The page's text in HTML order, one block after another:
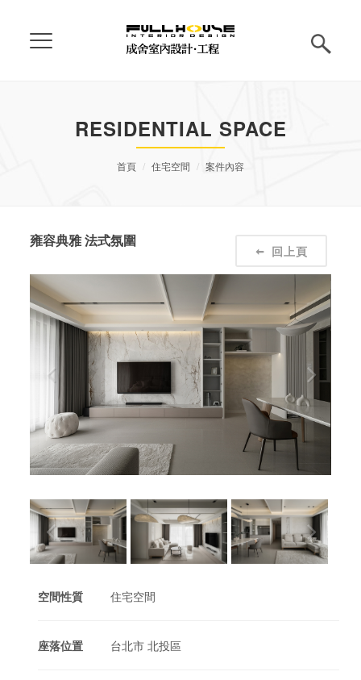
RESIDENTIAL SPACE
首頁 住宅空間 案件內容
雍容典雅 法式氛圍
回上頁
空間性質 住宅空間
座落位置 台北市 北投區